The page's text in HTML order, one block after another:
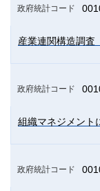
政府統計コード
産業連関構造調査
政府統計コード
組織マネジメント
政府統計コード